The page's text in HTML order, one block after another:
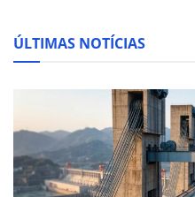
ÚLTIMAS NOTÍCIAS